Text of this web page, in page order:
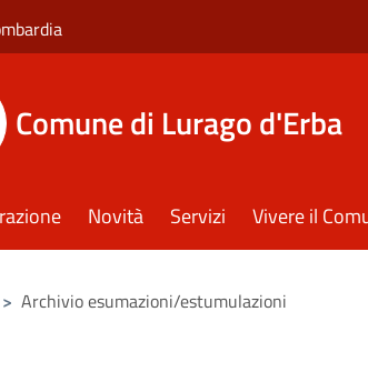
Comune di Lurago d'Erba
Novità Servizi Vivere il
> Archivio esumazioni/estumulazioni